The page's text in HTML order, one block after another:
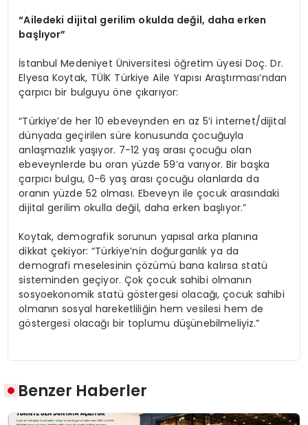
“Ailedeki dijital gerilim okulda değil, daha erken
başlıyor”
İstanbul Medeniyet Üniversitesi öğretim üyesi Doç. Dr.
Elyesa Koytak, TÜİK Türkiye Aile Yapısı Araştırması’ndan
çarpıcı bir bulguyu öne çıkarıyor:
“Türkiye’de her 10 ebeveynden en az 5’i internet/dijital
dünyada geçirilen süre konusunda çocuğuyla
anlaşmazlık yaşıyor. 7-12 yaş arası çocuğu olan
ebeveynlerde bu oran yüzde 59’a varıyor. Bir başka
çarpıcı bulgu, 0-6 yaş arası çocuğu olanlarda da
oranın yüzde 52 olması. Ebeveyn ile çocuk arasındaki
dijital gerilim okulla değil, daha erken başlıyor.”
Koytak, demografik sorunun yapısal arka planına
dikkat çekiyor: “Türkiye’nin doğurganlık ya da
demografi meselesinin çözümü bana kalırsa statü
sisteminden geçiyor. Çok çocuk sahibi olmanın
sosyoekonomik statü göstergesi olacağı, çocuk sahibi
olmanın sosyal hareketliliğin hem vesilesi hem de
göstergesi olacağı bir toplumu düşünebilmeliyiz.”
Benzer Haberler